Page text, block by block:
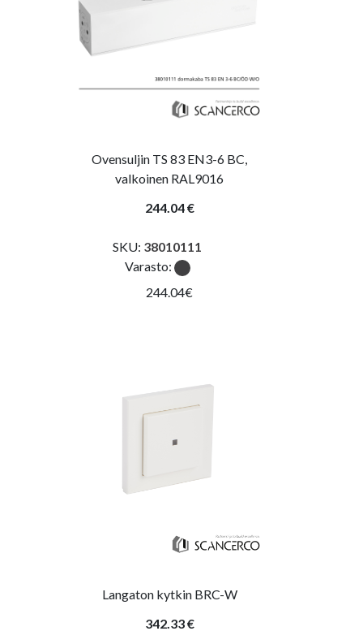
Ovensuljin TS 83 EN3-6 BC,
valkoinen RAL9016
244.04 €
SKU: 38010111
Varasto:
244.04€
Langaton kytkin BRC-W
342.33 €